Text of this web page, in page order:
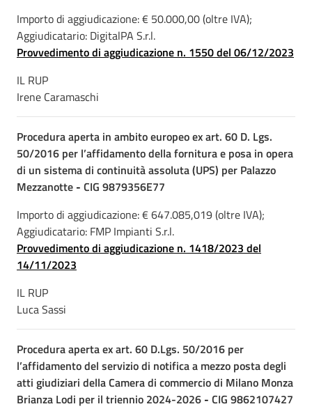
Importo di aggiudicazione: € 50.000,00 (oltre IVA);
Aggiudicatario: DigitalPA S.r.l.
Provvedimento di aggiudicazione n. 1550 del 06/12/2023
IL RUP
Irene Caramaschi
Procedura aperta in ambito europeo ex art. 60 D. Lgs.
50/2016 per l’affidamento della fornitura e posa in opera
di un sistema di continuità assoluta (UPS) per Palazzo
Mezzanotte - CIG 9879356E77
Importo di aggiudicazione: € 647.085,019 (oltre IVA);
Aggiudicatario: FMP Impianti S.r.l.
Provvedimento di aggiudicazione n. 1418/2023 del
14/11/2023
IL RUP
Luca Sassi
Procedura aperta ex art. 60 D.Lgs. 50/2016 per
l’affidamento del servizio di notifica a mezzo posta degli
atti giudiziari della Camera di commercio di Milano Monza
Brianza Lodi per il triennio 2024-2026 - CIG 9862107427